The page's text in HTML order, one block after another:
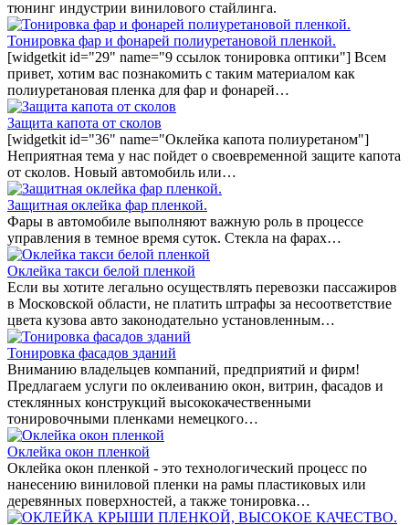
тюнинг индустрии винилового стайлинга.
Тонировка фар и фонарей полиуретановой пленкой.
[widgetkit id="29" name="9 ссылок тонировка оптики"] Всем
привет, хотим вас познакомить с таким материалом как
полиуретановая пленка для фар и фонарей…
Защита капота от сколов
[widgetkit id="36" name="Оклейка капота полиуретаном"]
Неприятная тема у нас пойдет о своевременной защите капота
от сколов. Новый автомобиль или…
Защитная оклейка фар пленкой.
Фары в автомобиле выполняют важную роль в процессе
управления в темное время суток. Стекла на фарах…
Оклейка такси белой пленкой
Если вы хотите легально осуществлять перевозки пассажиров
в Московской области, не платить штрафы за несоответствие
цвета кузова авто законодательно установленным…
Тонировка фасадов зданий
Вниманию владельцев компаний, предприятий и фирм!
Предлагаем услуги по оклеиванию окон, витрин, фасадов и
стеклянных конструкций высококачественными
тонировочными пленками немецкого…
Оклейка окон пленкой
Оклейка окон пленкой - это технологический процесс по
нанесению виниловой пленки на рамы пластиковых или
деревянных поверхностей, а также тонировка…